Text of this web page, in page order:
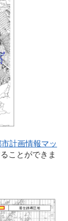
計画情報マッ
ことができま